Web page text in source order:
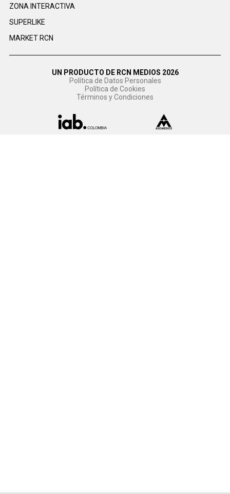
ZONA INTERACTIVA
SUPERLIKE
MARKET RCN
UN PRODUCTO DE RCN MEDIOS 2026
Política de Datos Personales
Política de Cookies
Términos y Condiciones